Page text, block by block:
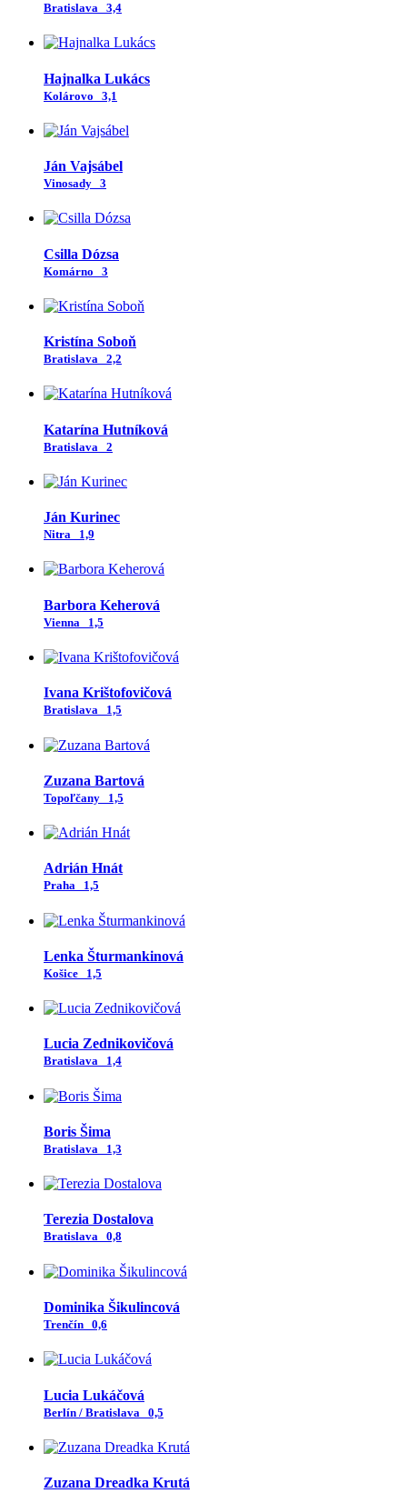
Bratislava 3,4
Hajnalka Lukács
Kolárovo 3,1
Ján Vajsábel
Vinosady 3
Csilla Dózsa
Komárno 3
Kristína Soboň
Bratislava 2,2
Katarína Hutníková
Bratislava 2
Ján Kurinec
Nitra 1,9
Barbora Keherová
Vienna 1,5
Ivana Krištofovičová
Bratislava 1,5
Zuzana Bartová
Topoľčany 1,5
Adrián Hnát
Praha 1,5
Lenka Šturmankinová
Košice 1,5
Lucia Zednikovičová
Bratislava 1,4
Boris Šima
Bratislava 1,3
Terezia Dostalova
Bratislava 0,8
Dominika Šikulincová
Trenčín 0,6
Lucia Lukáčová
Berlín / Bratislava 0,5
Zuzana Dreadka Krutá